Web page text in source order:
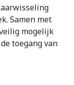
Samen met
mogelijk
toegang van